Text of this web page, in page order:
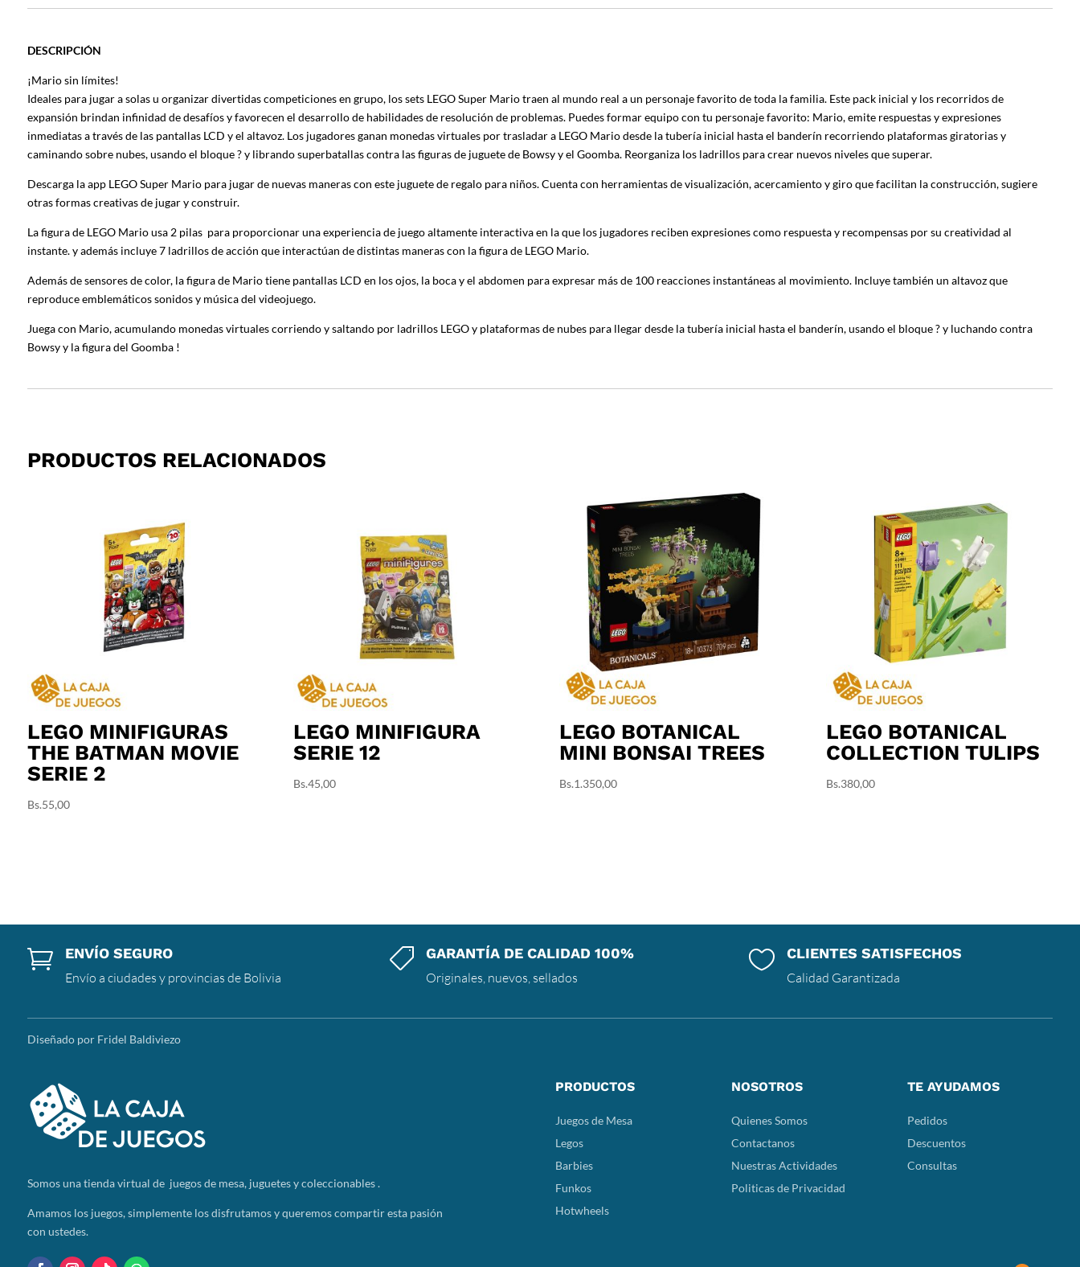
DESCRIPCIÓN
¡Mario sin límites!
Ideales para jugar a solas u organizar divertidas competiciones en grupo, los sets LEGO Super Mario traen al mundo real a un personaje favorito de toda la familia. Este pack inicial y los recorridos de
expansión brindan infinidad de desafíos y favorecen el desarrollo de habilidades de resolución de problemas. Puedes formar equipo con tu personaje favorito: Mario, emite respuestas y expresiones
inmediatas a través de las pantallas LCD y el altavoz. Los jugadores ganan monedas virtuales por trasladar a LEGO Mario desde la tubería inicial hasta el banderín recorriendo plataformas giratorias y
caminando sobre nubes, usando el bloque ? y librando superbatallas contra las figuras de juguete de Bowsy y el Goomba. Reorganiza los ladrillos para crear nuevos niveles que superar.
Descarga la app LEGO Super Mario para jugar de nuevas maneras con este juguete de regalo para niños. Cuenta con herramientas de visualización, acercamiento y giro que facilitan la construcción, sugiere
otras formas creativas de jugar y construir.
La figura de LEGO Mario usa 2 pilas para proporcionar una experiencia de juego altamente interactiva en la que los jugadores reciben expresiones como respuesta y recompensas por su creatividad al
instante. y además incluye 7 ladrillos de acción que interactúan de distintas maneras con la figura de LEGO Mario.
Además de sensores de color, la figura de Mario tiene pantallas LCD en los ojos, la boca y el abdomen para expresar más de 100 reacciones instantáneas al movimiento. Incluye también un altavoz que
reproduce emblemáticos sonidos y música del videojuego.
Juega con Mario, acumulando monedas virtuales corriendo y saltando por ladrillos LEGO y plataformas de nubes para llegar desde la tubería inicial hasta el banderín, usando el bloque ? y luchando contra
Bowsy y la figura del Goomba !
PRODUCTOS RELACIONADOS
LEGO MINIFIGURAS
THE BATMAN MOVIE
SERIE 2
Bs.55,00
LEGO MINIFIGURA
SERIE 12
Bs.45,00
LEGO BOTANICAL
MINI BONSAI TREES
Bs.1.350,00
LEGO BOTANICAL
COLLECTION TULIPS
Bs.380,00
 ENVÍO SEGURO
Envío a ciudades y provincias de Bolivia
 GARANTÍA DE CALIDAD 100%
Originales, nuevos, sellados
 CLIENTES SATISFECHOS
Calidad Garantizada
Diseñado por Fridel Baldiviezo
Somosuna tienda virtual de juegos de mesa, juguetes y coleccionables .
Amamos los juegos, simplemente los disfrutamos y queremos compartir esta pasión
con ustedes.
PRODUCTOS
Juegos de Mesa
Legos
Barbies
Funkos
Hotwheels
NOSOTROS
Quienes Somos
Contactanos
Nuestras Actividades
Politicas de Privacidad
TE AYUDAMOS
Pedidos
Descuentos
Consultas